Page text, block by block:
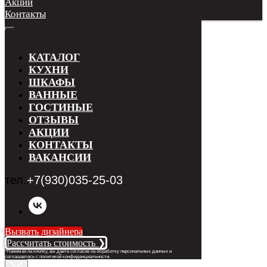
Контакты
КАТАЛОГ
КУХНИ
ШКАФЫ
ВАННЫЕ
ГОСТИНЫЕ
ОТЗЫВЫ
АКЦИИ
КОНТАКТЫ
ВАКАНСИИ
тел.+7(930)035-25-03
Вызвать дизайнера
Рассчитать стоимость ❯
*Нажимая на кнопку, вы даете согласие на обработку персональных данных и
соглашаетесь с политикой конфиденциальности.